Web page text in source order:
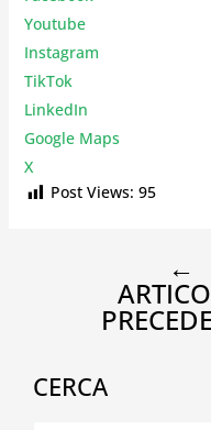
Youtube
Instagram
TikTok
LinkedIn
Google Maps
X
Post Views: 95
←
CERCA